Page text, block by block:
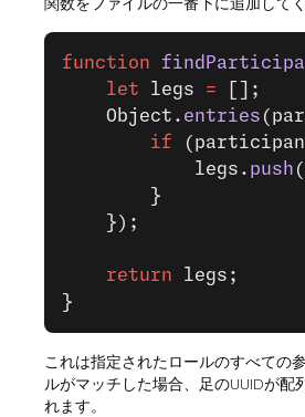
function
    let
legs = [];
    Object.
entries
        if
            legs.
push
        }
    });
    return
legs;
}
これは指定されたロールのすべての
ルがマッチした場合、足のUUIDが配
れます。